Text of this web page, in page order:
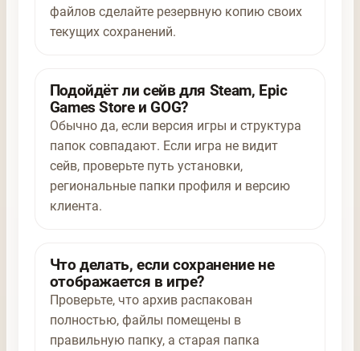
файлов сделайте резервную копию своих
текущих сохранений.
Подойдёт ли сейв для Steam, Epic
Games Store и GOG?
Обычно да, если версия игры и структура
папок совпадают. Если игра не видит
сейв, проверьте путь установки,
региональные папки профиля и версию
клиента.
Что делать, если сохранение не
отображается в игре?
Проверьте, что архив распакован
полностью, файлы помещены в
правильную папку, а старая папка